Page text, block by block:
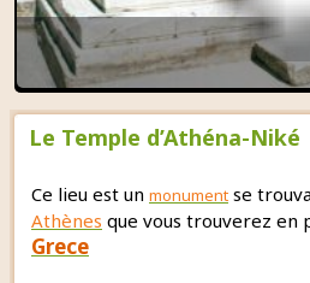
Le Temple d’Athéna-Niké
Ce lieu est un monument se
Athènes que vous trouverez en
Grece